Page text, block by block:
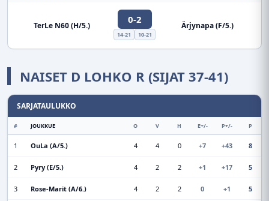
TerLe N60 (H/5.) 0-2
14-21 10-21
Ärjynapa (F/5.)
NAISET D LOHKO R (SIJAT 37-41)
SARJATAULUKKO
# JOUKKUE O V H E+/- P+/- P
1 OuLa (A/5.) 4 4 0 +7 +43 8
2 Pyry (E/5.) 4 2 2 +1 +17 5
3 Rose-Marit (A/6.) 4 2 2 0 +1 5